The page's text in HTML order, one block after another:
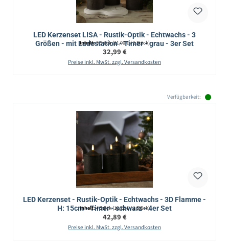
LED Kerzenset LISA - Rustik-Optik - Echtwachs - 3
Größen - mit Ladestation - Timer - grau - 3er Set
Inhalt:3 Stück(11,00 € / 1 Stück)
Regulärer Preis:
32,99 €
Preise inkl. MwSt. zzgl. Versandkosten
Verfügbarkeit:
LED Kerzenset - Rustik-Optik - Echtwachs - 3D Flamme -
H: 15cm - Timer - schwarz - 4er Set
Inhalt:4 Stück(10,72 € / 1 Stück)
Regulärer Preis:
42,89 €
Preise inkl. MwSt. zzgl. Versandkosten